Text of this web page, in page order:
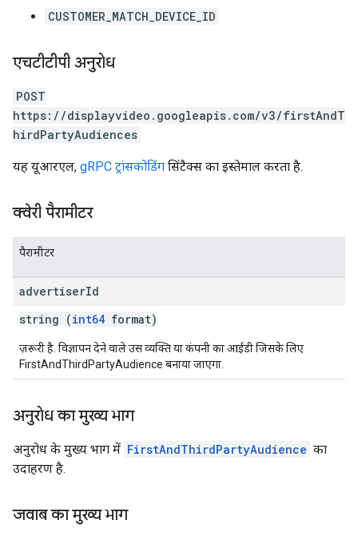
CUSTOMER_MATCH_DEVICE_ID
एचटीटीपी अनुरोध
POST
https://displayvideo.googleapis.com/v3/firstAndT
hirdPartyAudiences
यह यूआरएल, gRPC ट्रांसकोडिंग सिंटैक्स का इस्तेमाल करता है.
क्वेरी पैरामीटर
पैरामीटर
advertiserId
string (int64 format)
ज़रूरी है. विज्ञापन देने वाले उस व्यक्ति या कंपनी का आईडी जिसके लिए
FirstAndThirdPartyAudience बनाया जाएगा.
अनुरोध का मुख्य भाग
अनुरोध के मुख्य भाग में FirstAndThirdPartyAudience का
उदाहरण है.
जवाब का मुख्य भाग